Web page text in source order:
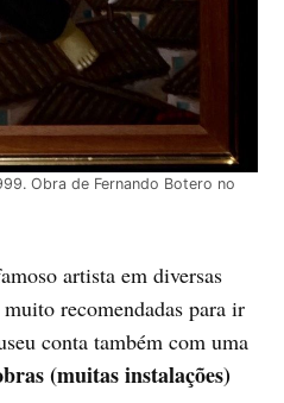
Obra de Fernando Botero no
artista em diversas
recomendadas para ir
conta também com uma
(muitas instalações)